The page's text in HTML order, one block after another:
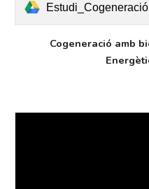
Estudi_Cogeneració amb
Cogeneració amb